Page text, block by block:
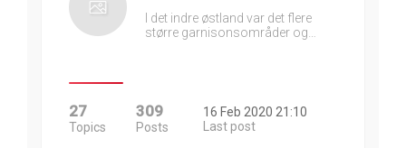
I det indre østland var det flere
større garnisonsområder og…
27
Topics
309
Posts
16 Feb 2020 21:10
Last post